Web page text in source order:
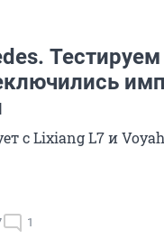
с Lixiang L7 и
1